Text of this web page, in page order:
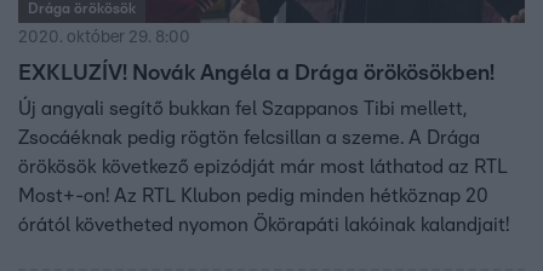
Drága örökösök
2020. október 29. 8:00
EXKLUZÍV! Novák Angéla a Drága örökösökben!
Új angyali segítő bukkan fel Szappanos Tibi mellett,
Zsocáéknak pedig rögtön felcsillan a szeme. A Drága
örökösök következő epizódját már most láthatod az RTL
Most+-on! Az RTL Klubon pedig minden hétköznap 20
órától követheted nyomon Ökörapáti lakóinak kalandjait!